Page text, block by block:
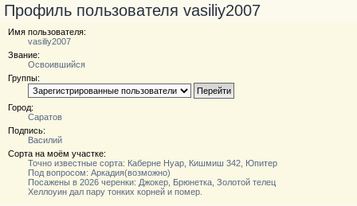
Профиль пользователя vasiliy2007
Имя пользователя:
vasiliy2007
Звание:
Освоившийся
Группы:
Город:
Саратов
Подпись:
Василий
Сорта на моём участке:
Точно известные сорта: Каберне Нуар, Кишмиш 342, Юпитер
Под вопросом: Аркадия(возможно)
Посажены в 2026 черенки: Джокер, Брюнетка, Золотой телец
Хеллоуин дал пару тонких корней и помер.